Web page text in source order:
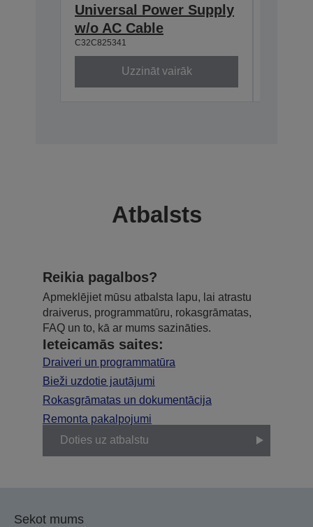
Universal Power Supply
w/o AC Cable
C32C825341
Uzzināt vairāk
Atbalsts
Reikia pagalbos?
Apmeklējiet mūsu atbalsta lapu, lai atrastu
draiverus, programmatūru, rokasgrāmatas,
FAQ un to, kā ar mums sazināties.
Ieteicamās saites:
Draiveri un programmatūra
Bieži uzdotie jautājumi
Rokasgrāmatas un dokumentācija
Remonta pakalpojumi
Doties uz atbalstu
Sekot mums